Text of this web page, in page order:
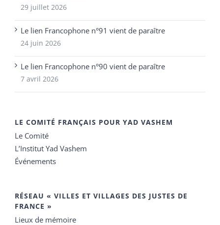
29 juillet 2026
Le lien Francophone n°91 vient de paraître
24 juin 2026
Le lien Francophone n°90 vient de paraître
7 avril 2026
LE COMITÉ FRANÇAIS POUR YAD VASHEM
Le Comité
L’Institut Yad Vashem
Événements
RÉSEAU « VILLES ET VILLAGES DES JUSTES DE
FRANCE »
Lieux de mémoire